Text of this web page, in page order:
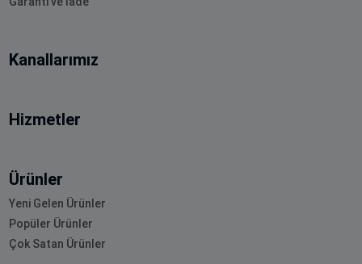
Kanallarımız
Hizmetler
Ürünler
Yeni Gelen Ürünler
Popüler Ürünler
Çok Satan Ürünler